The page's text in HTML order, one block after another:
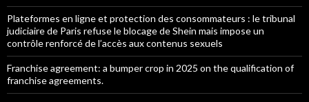
Plateformes en ligne et protection des consommateurs : le tribunal
judiciaire de Paris refuse le blocage de Shein mais impose un
contrôle renforcé de l’accès aux contenus sexuels
Franchise agreement: a bumper crop in 2025 on the qualification of
franchise agreements.